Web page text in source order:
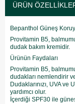
ÜRÜN
Bepanthol Güneş
Provitamin B5,
dudak bakım kremidir.
Ürünün Faydaları
Provitamin B5,
dudakları nemlendirir
Dudaklarınızı, UVA ve
yardımcı olur.
İçerdiği SPF30 ile